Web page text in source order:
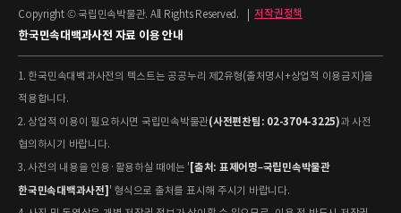
Copyright © 국립민속박물관. All Rights Reserved.
저작권정책
한국민속대백과사전 자료 이용 안내
1. 한국민속대백과사전의 텍스트는 공공누리 제2유형(출처명시+상업적 이용금지)을
적용합니다.
2. 상업적 이용이 필요하시면 국립민속박물관(사전편찬팀: 02-3704-3225)과 사전
협의하시기 바랍니다.
3. 사전의 내용을 인용·활용하실 때에는 '[출처: 표제어명–국립민속박물관
한국민속대백과사전]' 형식으로 출처를 표시해 주시기 바랍니다.